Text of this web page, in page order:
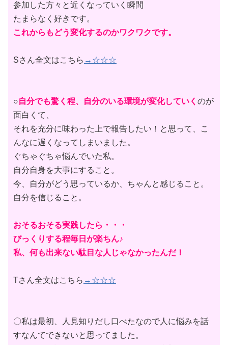
参加した方々と近くなっていく瞬間
たまらなく好きです。
これからもどう変化するのかワクワクです。
Sさん全文はこちら →☆☆☆
○自分でも驚く程、自分のいる環境が変化していく のが
面白くて、
それを充分に味わった上で報告したい！と思って、こ
んなに遅くなってしまいました。
ぐちゃぐちゃ悩んでいた私。
自分自身を大事にすること。
今、自分がどう思っているか、ちゃんと感じること。
自分を信じること。
おそるおそる実践したら・・・
びっくりする程毎日が楽ちん♪
私、何も出来ない駄目な人じゃなかったんだ！
Tさん全文はこちら →☆☆☆
〇私は最初、
人見知りだし口べたなので人に悩みを話
すなんてできないと思って ました。